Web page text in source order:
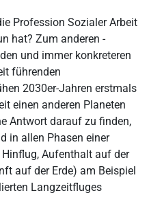
Profession Sozialer Arbeit
hat? Zum anderen -
und immer konkreteren
führenden
2030er-Jahren erstmals
einen anderen Planeten
Antwort darauf zu finden,
in allen Phasen einer
Aufenthalt auf der
auf der Erde) am Beispiel
Langzeitfluges